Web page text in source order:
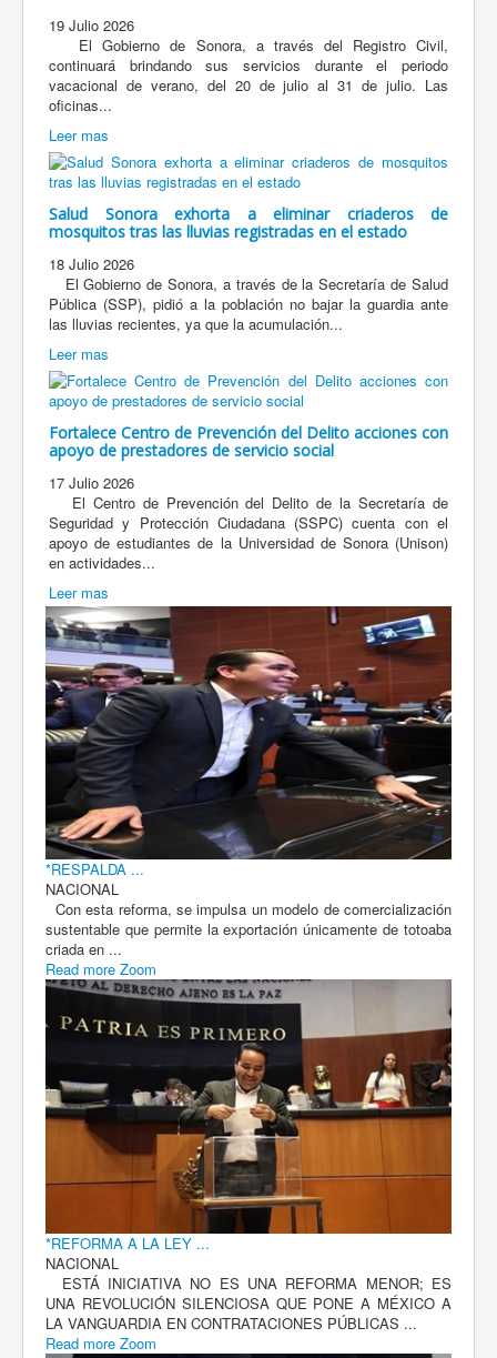
19 Julio 2026
El Gobierno de Sonora, a través del Registro Civil,
continuará brindando sus servicios durante el periodo
vacacional de verano, del 20 de julio al 31 de julio. Las
oficinas...
Leer mas
Salud Sonora exhorta a eliminar criaderos de
mosquitos tras las lluvias registradas en el estado
18 Julio 2026
El Gobierno de Sonora, a través de la Secretaría de Salud
Pública (SSP), pidió a la población no bajar la guardia ante
las lluvias recientes, ya que la acumulación...
Leer mas
Fortalece Centro de Prevención del Delito acciones con
apoyo de prestadores de servicio social
17 Julio 2026
El Centro de Prevención del Delito de la Secretaría de
Seguridad y Protección Ciudadana (SSPC) cuenta con el
apoyo de estudiantes de la Universidad de Sonora (Unison)
en actividades...
Leer mas
*RESPALDA ...
NACIONAL
Con esta reforma, se impulsa un modelo de comercialización
sustentable que permite la exportación únicamente de totoaba
criada en ...
Read more Zoom
*REFORMA A LA LEY ...
NACIONAL
ESTÁ INICIATIVA NO ES UNA REFORMA MENOR; ES
UNA REVOLUCIÓN SILENCIOSA QUE PONE A MÉXICO A
LA VANGUARDIA EN CONTRATACIONES PÚBLICAS ...
Read more Zoom